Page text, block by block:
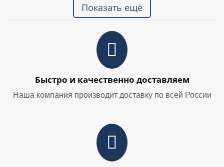
Показать ещё
Быстро и качественно доставляем
Наша компания производит доставку по всей России